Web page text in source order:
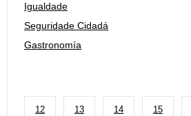
Igualdade
Seguridade Cidadá
Gastronomía
12 13 14 15